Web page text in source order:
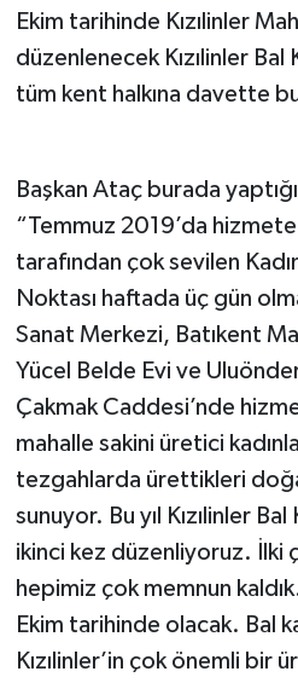
Ekim tarihinde Kızılinler
düzenlenecek Kızılinler Bal
tüm kent halkına davette
Başkan Ataç burada
“Temmuz 2019’da
tarafından çok sevilen
Noktası haftada üç gün
Sanat Merkezi, Batıkent
Yücel Belde Evi ve
Çakmak Caddesi’nde
mahalle sakini üretici
tezgahlarda ürettikleri
sunuyor. Bu yıl Kızılinler Bal
ikinci kez düzenliyoruz. İlki
hepimiz çok memnun
Ekim tarihinde olacak. Bal
Kızılinler’in çok önemli bir